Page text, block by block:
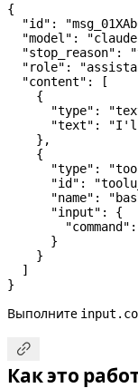
{
  "id"
:
  "model"
:
  "stop_reason"
:
  "role"
:
  "content"
: [
    {
      "type"
:
      "text"
:
"I'll
    },
    {
      "type"
:
      "id"
:
      "name"
:
      "input"
: {
        "command"
:
      }
    }
  ]
}
Выполните

Как это